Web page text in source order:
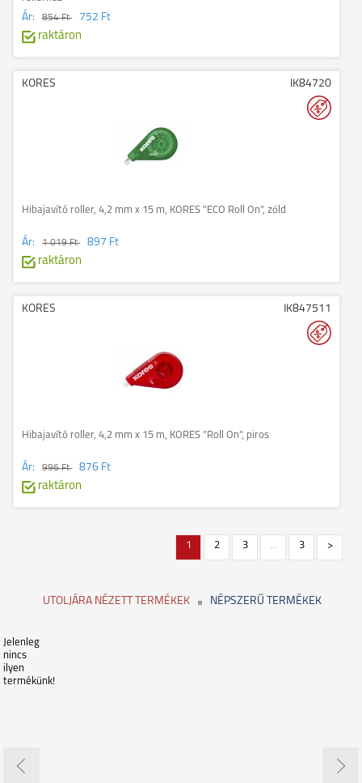
Ár: 854 Ft
752 Ft
raktáron
KORES IK84720
Hibajavító roller, 4,2 mm x 15 m, KORES "ECO Roll On", zöld
Ár: 1 019 Ft
897 Ft
raktáron
KORES IK847511
Hibajavító roller, 4,2 mm x 15 m, KORES "Roll On", piros
Ár: 996 Ft
876 Ft
raktáron
1 2 3 ... 3 >
UTOLJÁRA NÉZETT TERMÉKEK NÉPSZERŰ TERMÉKEK
Jelenleg
nincs
ilyen
termékünk!